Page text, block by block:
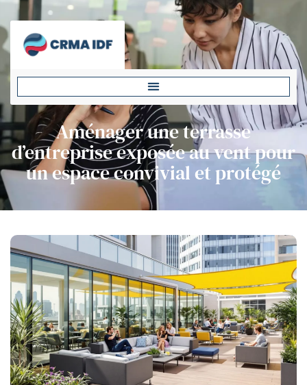
Aménager une terrasse
d’entreprise exposée au vent pour
un espace convivial et protégé